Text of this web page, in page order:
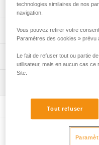
Descriptif
Facile à utiliser :
- permet de réaliser
- système de réglage
facilement la longueur
(1).
plastique pour
protéger la corde de
Gaine de protection
points de contact
Spécifications
Matière(s): polyamide,
Certification(s): CE EN
Référence : L052AA00
Longueur : 2 m
Poids : 480 g
Garantie : 3 ans
Conditionnement : 1
Informations techniques
Notice
Déclaration de conformité
Télécharger le pdf UE-
Procédure de vérification
Télécharger le pdf verif
Fiche de suivi EPI
Télécharger le pdf verif
Autres
technologies similaires de nos
navigation.
Vous pouvez retirer votre
Paramètres des cookies » prévu
Le fait de refuser tout ou partie
utilisateur, mais en aucun cas ce
Site.
Tout refuser